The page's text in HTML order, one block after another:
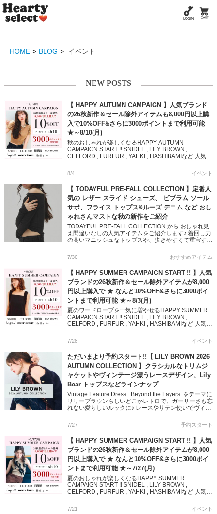
HOME BLOG イベント
NEW POSTS
【 HAPPY AUTUMN CAMPAIGN 】人気ブランド
の26秋新作＆セール除外アイテムも8,000円以上購
入で10%OFF&さらに3000ポイントまで利用可能
★～8/10(月)
秋のおしゃれが楽しくなるHAPPY AUTUMN
CAMPAIGN START !! SNIDEL , LILY BROWN ,
CELFORD , FURFUR , YAHKI , HASHIBAMIなど 人気ブ
8/4 イベント
【 TODAYFUL PRE-FALL COLLECTION 】定番人
気の レザー スライド シューズ、 ビブラム ソール
サボ、フライス トップス&ルーズ デニム など おし
ゃれさんマストな秋の新作をご紹介
TODAYFUL PRE-FALL COLLECTION から おしゃれ見
え間違いなしの人気アイテムをご紹介します♪ 着回し力
の高いマニッシュなトップスや、歩きやすくて重宝する
7/30 おすすめアイテム
【 HAPPY SUMMER CAMPAIGN START !! 】人気
ブランドの26秋新作＆セール除外アイテムが8,000
円以上購入で ★ なんと10%OFF&さらに3000ポイ
ントまで利用可能 ★～8/3(月)
夏のワードローブを一気に増やせるHAPPY SUMMER
CAMPAIGN START !! SNIDEL , LILY BROWN ,
CELFORD , FURFUR , YAHKI , HASHIBAMIなど 人気
7/28 イベント
ただいまより予約スタート!!【 LILY BROWN 2026
AUTUMN COLLECTION 】クラシカルなトリムジ
ャケットやヴィンテージ漂うレースデザイン、Lily
Bear トップスなどラインナップ
Vintage Feature Dress Beyond the Layers をテーマに
リリーブラウンらしいどこかレトロで、ガーリーさも忘
れない愛らしいルックに♪ レースやサテン使いでヴィン
7/27 予約スタート
【 HAPPY SUMMER CAMPAIGN START !! 】人気
ブランドの26秋新作＆セール除外アイテムが8,000
円以上購入で ★ なんと10%OFF&さらに3000ポイ
ントまで利用可能 ★～7/27(月)
夏のおしゃれが楽しくなるHAPPY SUMMER
CAMPAIGN START !! SNIDEL , LILY BROWN ,
CELFORD , FURFUR , YAHKI , HASHIBAMIなど 人気ブ
7/21 イベント